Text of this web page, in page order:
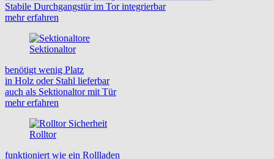
Stabile Durchgangstür im Tor integrierbar
mehr erfahren
Sektionaltor
benötigt wenig Platz
in Holz oder Stahl lieferbar
auch als Sektionaltor mit Tür
mehr erfahren
Rolltor
funktioniert wie ein Rollladen